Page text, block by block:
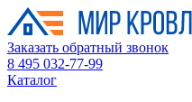
Заказать обратный звонок
8 495 032-77-99
Каталог